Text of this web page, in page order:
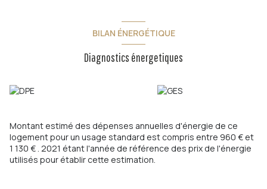
BILAN ÉNERGÉTIQUE
Diagnostics énergetiques
Montant estimé des dépenses annuelles d'énergie de ce
logement pour un usage standard est compris entre 960 € et
1 130 € . 2021 étant l'année de référence des prix de l'énergie
utilisés pour établir cette estimation.